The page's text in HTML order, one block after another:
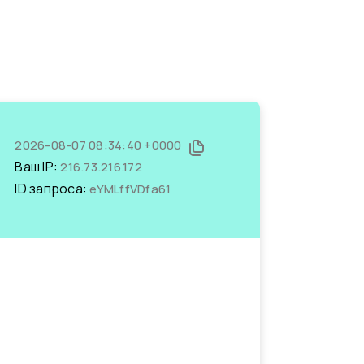
2026-08-07 08:34:40 +0000
Ваш IP:216.73.216.172
ID запроса:eYMLffVDfa61